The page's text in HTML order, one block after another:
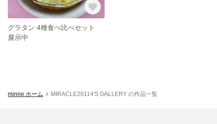
グラタン 4種食べ比べセット
展示中
minne ホーム MIRACLE20114'S GALLERY の作品一覧